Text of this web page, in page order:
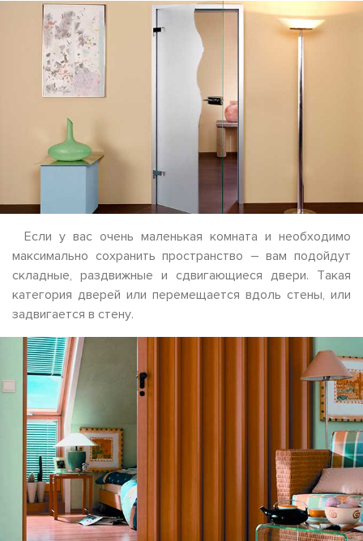
Если у вас очень маленькая комната и необходимо
максимально сохранить пространство – вам подойдут
складные, раздвижные и сдвигающиеся двери. Такая
категория дверей или перемещается вдоль стены, или
задвигается в стену.